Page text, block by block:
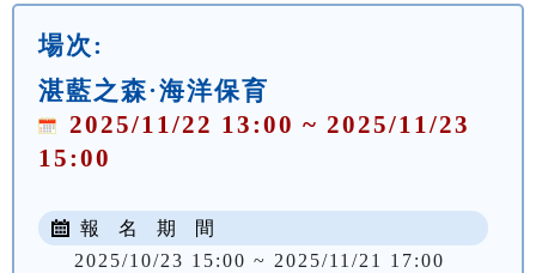
場次:
湛藍之森·海洋保育
2025/11/22 13:00 ~ 2025/11/23
15:00
報 名 期 間
2025/10/23 15:00 ~ 2025/11/21 17:00